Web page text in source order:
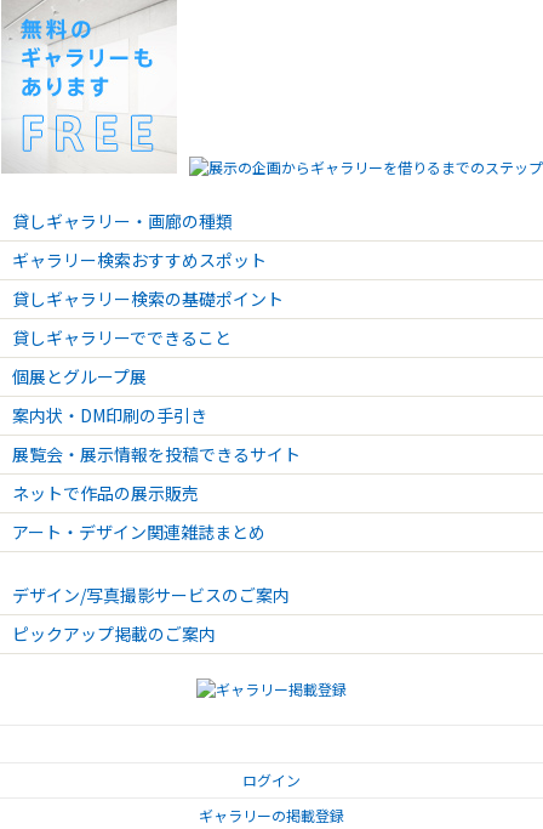
貸しギャラリー・画廊の種類
ギャラリー検索おすすめスポット
貸しギャラリー検索の基礎ポイント
貸しギャラリーでできること
個展とグループ展
案内状・DM印刷の手引き
展覧会・展示情報を投稿できるサイト
ネットで作品の展示販売
アート・デザイン関連雑誌まとめ
デザイン/写真撮影サービスのご案内
ピックアップ掲載のご案内
ログイン
ギャラリーの掲載登録